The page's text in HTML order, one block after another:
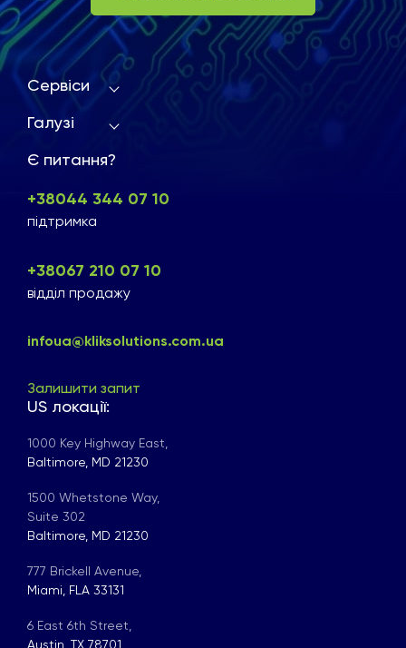
Сервіси
Галузі
Є питання?
+38044 344 07 10
підтримка
+38067 210 07 10
відділ продажу
infoua@kliksolutions.com.ua
Залишити запит
US локації:
1000 Key Highway East,
Baltimore, MD 21230
1500 Whetstone Way,
Suite 302
Baltimore, MD 21230
777 Brickell Avenue,
Miami, FLA 33131
6 East 6th Street,
Austin, TX 78701